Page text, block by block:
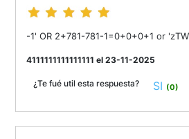
-1' OR 2+781-781-1=0+0+0+1 or
4111111111111111 el 23-11-2025
¿Te fué util esta respuesta? SI (0)